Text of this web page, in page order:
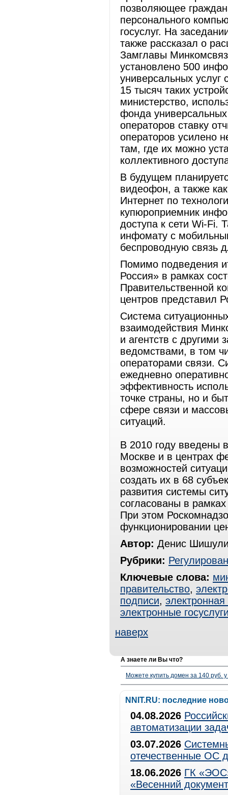
позволяющее
персонального
госуслуг. На
также рассказал о
Замглавы
установлено 500
универсальных услуг
15 тысяч таких
министерство,
фонда
операторов ставку
операторов усилено
там, где их можно
коллективного
В будущем
видеофон, а также
Интернет по
купюроприемник
доступа к сети Wi-Fi.
инфомату с
беспроводную связь
Помимо подведения
Россия» в рамках
Правительственной
центров представил
Система
взаимодействия
и агентств с другими
ведомствами, в том
операторами связи.
ежедневно
эффективность
точке страны, но и
сфере связи и
ситуаций.
В 2010 году введены
Москве и в центрах
возможностей
создать их в 68
развития системы
согласованы в
При этом
функционировании
Автор: Денис
Рубрики:
Ключевые слова:
правительство,
подписи,
электронные
наверх
А знаете ли Вы что?
Можете купить домен за 140 руб.
NNIT.RU: последние
04.08.2026
автоматизации
03.07.2026
отечественные ОС
18.06.2026 ГК
«Весенний